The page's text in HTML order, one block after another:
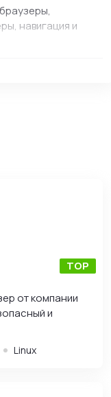
навигация и
или
от компании
и
Linux